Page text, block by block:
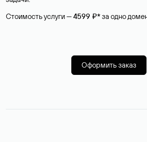
Стоимость услуги —4599 ₽*за одно
Оформить заказ